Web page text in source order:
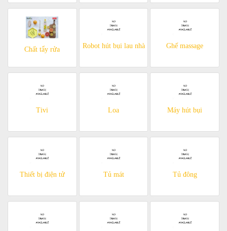
Chất tẩy rửa Robot hút bụi lau nhà Ghế massage
Tivi Loa Máy hút bụi
Thiết bị điện tử Tủ mát Tủ đông